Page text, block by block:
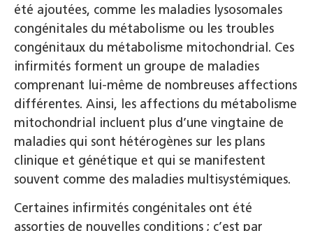
été ajoutées, comme les maladies lysosomales
congénitales du métabolisme ou les troubles
congénitaux du métabolisme mitochondrial. Ces
infirmités forment un groupe de maladies
comprenant lui-même de nombreuses affections
différentes. Ainsi, les affections du métabolisme
mitochondrial incluent plus d’une vingtaine de
maladies qui sont hétérogènes sur les plans
clinique et génétique et qui se manifestent
souvent comme des maladies multisystémiques.
Certaines infirmités congénitales ont été
assorties de nouvelles conditions ; c’est par